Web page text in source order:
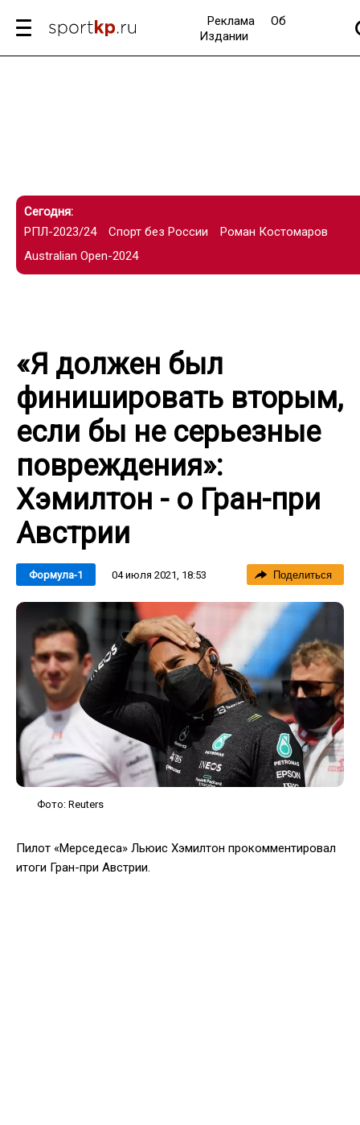
Реклама
Об
Издании
Сегодня:
РПЛ-2023/24
Спорт без России
Роман Костомаров
Australian Open-2024
«Я должен был
финишировать вторым,
если бы не серьезные
повреждения»:
Хэмилтон - о Гран-при
Австрии
Формула-1 04 июля 2021, 18:53 Поделиться
Фото: Reuters
Пилот «Мерседеса» Льюис Хэмилтон прокомментировал
итоги Гран-при Австрии.